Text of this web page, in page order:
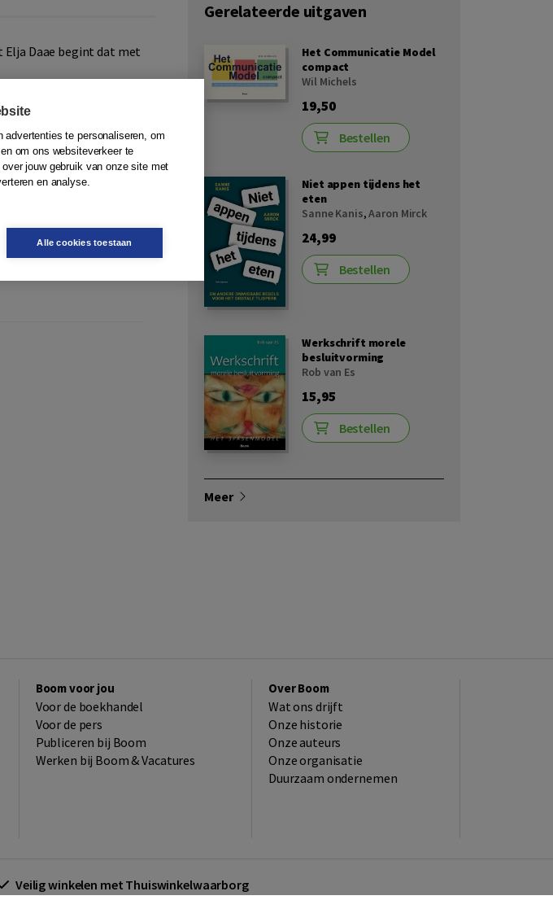
Elja Daae begint dat met
de serie Digitale trends
met
Gerelateerde uitgaven
Het Communicatie Model
compact
Wil Michels
19,50
Bestellen
Niet appen tijdens het
eten
Sanne Kanis,Aaron Mirck
24,99
Bestellen
Werkschrift morele
besluitvorming
Rob van Es
15,95
Bestellen
Meer
Boom voor jou
Voor de boekhandel
Voor de pers
Publiceren bij Boom
Werken bij Boom & Vacatures
Over Boom
Wat ons drijft
Onze historie
Onze auteurs
Onze organisatie
Duurzaam ondernemen
Veilig winkelen met Thuiswinkelwaarborg
te personaliseren, om
om ons websiteverkeer te
jouw gebruik van onze site met
en analyse.
Alle cookies toestaan